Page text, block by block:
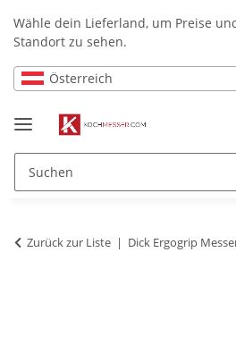
Wähle dein Lieferland, um Preise
Standort zu sehen.
Österreich
Zurück zur Liste Dick Ergogrip